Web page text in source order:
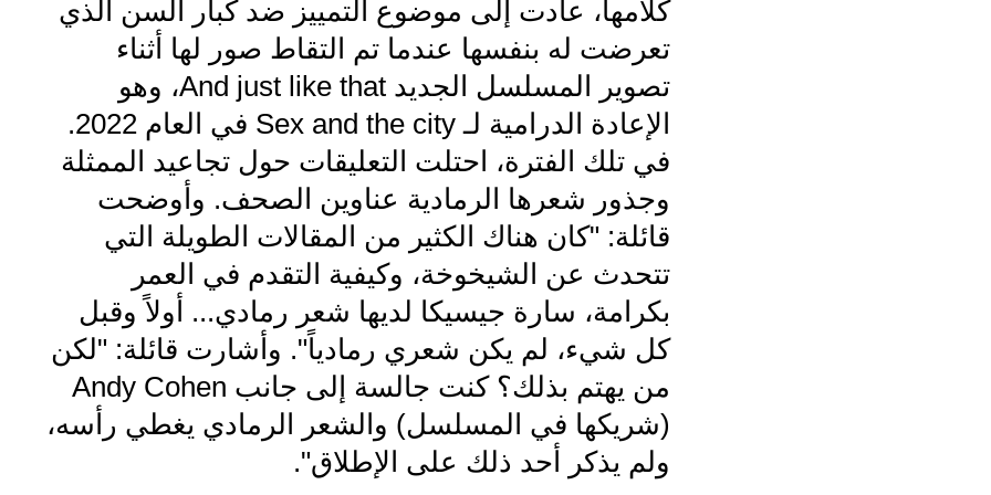
كلامها، عادت إلى موضوع التمييز ضد كبار السن الذي
تعرضت له بنفسها عندما تم التقاط صور لها أثناء
تصوير المسلسل الجديد And just like that، وهو
الإعادة الدرامية لـ Sex and the city في العام 2022.
في تلك الفترة، احتلت التعليقات حول تجاعيد الممثلة
وجذور شعرها الرمادية عناوين الصحف. وأوضحت
قائلة: "كان هناك الكثير من المقالات الطويلة التي
تتحدث عن الشيخوخة، وكيفية التقدم في العمر
بكرامة، سارة جيسيكا لديها شعر رمادي... أولاً وقبل
كل شيء، لم يكن شعري رمادياً". وأشارت قائلة: "لكن
من يهتم بذلك؟ كنت جالسة إلى جانب Andy Cohen
(شريكها في المسلسل) والشعر الرمادي يغطي رأسه،
ولم يذكر أحد ذلك على الإطلاق".